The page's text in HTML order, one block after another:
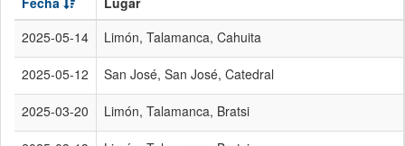
2025-05-14
Limón, Talamanca, Cahuita
2025-05-12 San José, San José, Catedral
2025-03-20 Limón, Talamanca, Bratsi